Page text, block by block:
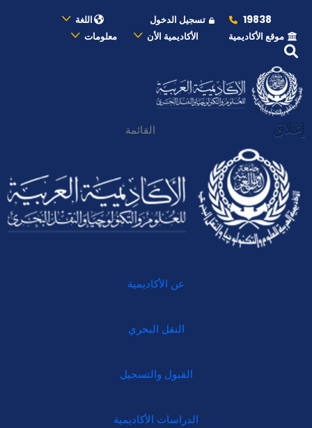
19838 تسجيل الدخول
اللغة
موقع الأكاديمية
الأكاديمية الأن معلومات
إغلاق القائمة
عن الأكاديمية
النقل البحري
القبول والتسجيل
الدراسات الأكاديمية